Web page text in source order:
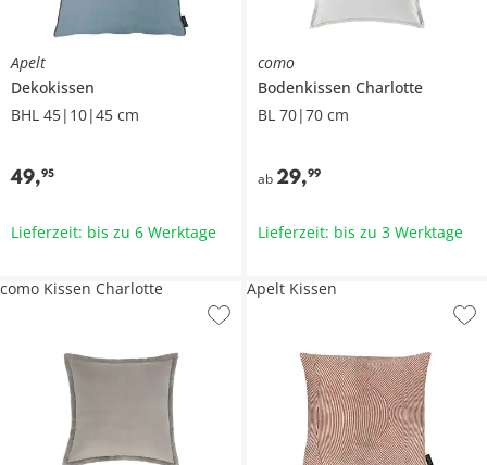
Apelt
Dekokissen
BHL 45|10|45 cm
49,95
Lieferzeit: bis zu 6 Werktage
como
Bodenkissen Charlotte
BL 70|70 cm
ab 29,99
Lieferzeit: bis zu 3 Werktage
como Kissen Charlotte Apelt Kissen